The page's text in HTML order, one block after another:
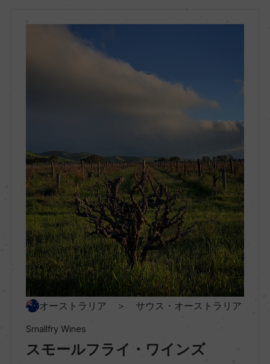
種類
スティルワイン
味わい
ミディアムボディ
品種（原材料）
オーストラリア ＞ サウス・オーストラリア
Smallfry Wines
スモールフライ・ワインズ